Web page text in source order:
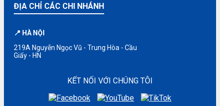
ĐỊA CHỈ CÁC CHI NHÁNH
📍 HÀ NỘI
219A Nguyễn Ngọc Vũ - Trung Hòa - Cầu
Giấy - HN
KẾT NỐI VỚI CHÚNG TÔI